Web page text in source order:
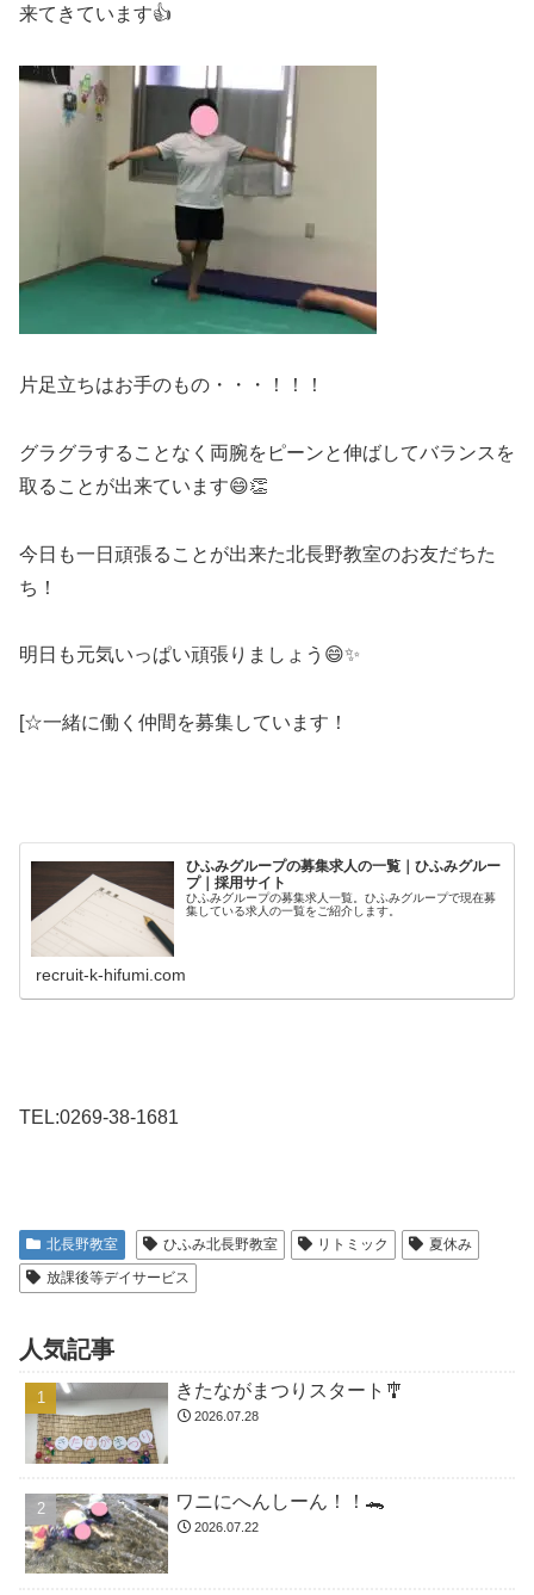
来てきています👍
片足立ちはお手のもの・・・！！！
グラグラすることなく両腕をピーンと伸ばしてバランスを
取ることが出来ています😄👏
今日も一日頑張ることが出来た北長野教室のお友だちた
ち！
明日も元気いっぱい頑張りましょう😄✨
[☆一緒に働く仲間を募集しています！
ひふみグループの募集求人の一覧｜ひふみグルー
プ｜採用サイト
ひふみグループの募集求人一覧。ひふみグループで現在募
集している求人の一覧をご紹介します。
recruit-k-hifumi.com
TEL:0269-38-1681
北長野教室 ひふみ北長野教室 リトミック
夏休み
放課後等デイサービス
人気記事
きたながまつりスタート🎐
2026.07.28
ワニにへんしーん！！🐊
2026.07.22